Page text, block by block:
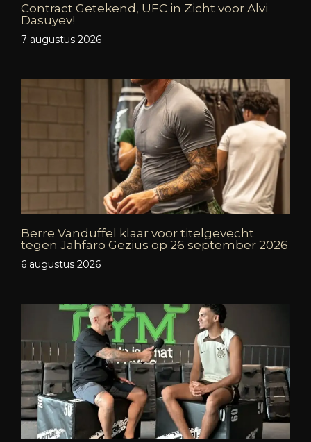
Contract Getekend, UFC in Zicht voor Alvi
Dasuyev!
7 augustus 2026
Berre Vanduffel klaar voor titelgevecht
tegen Jahfaro Gezius op 26 september 2026
6 augustus 2026